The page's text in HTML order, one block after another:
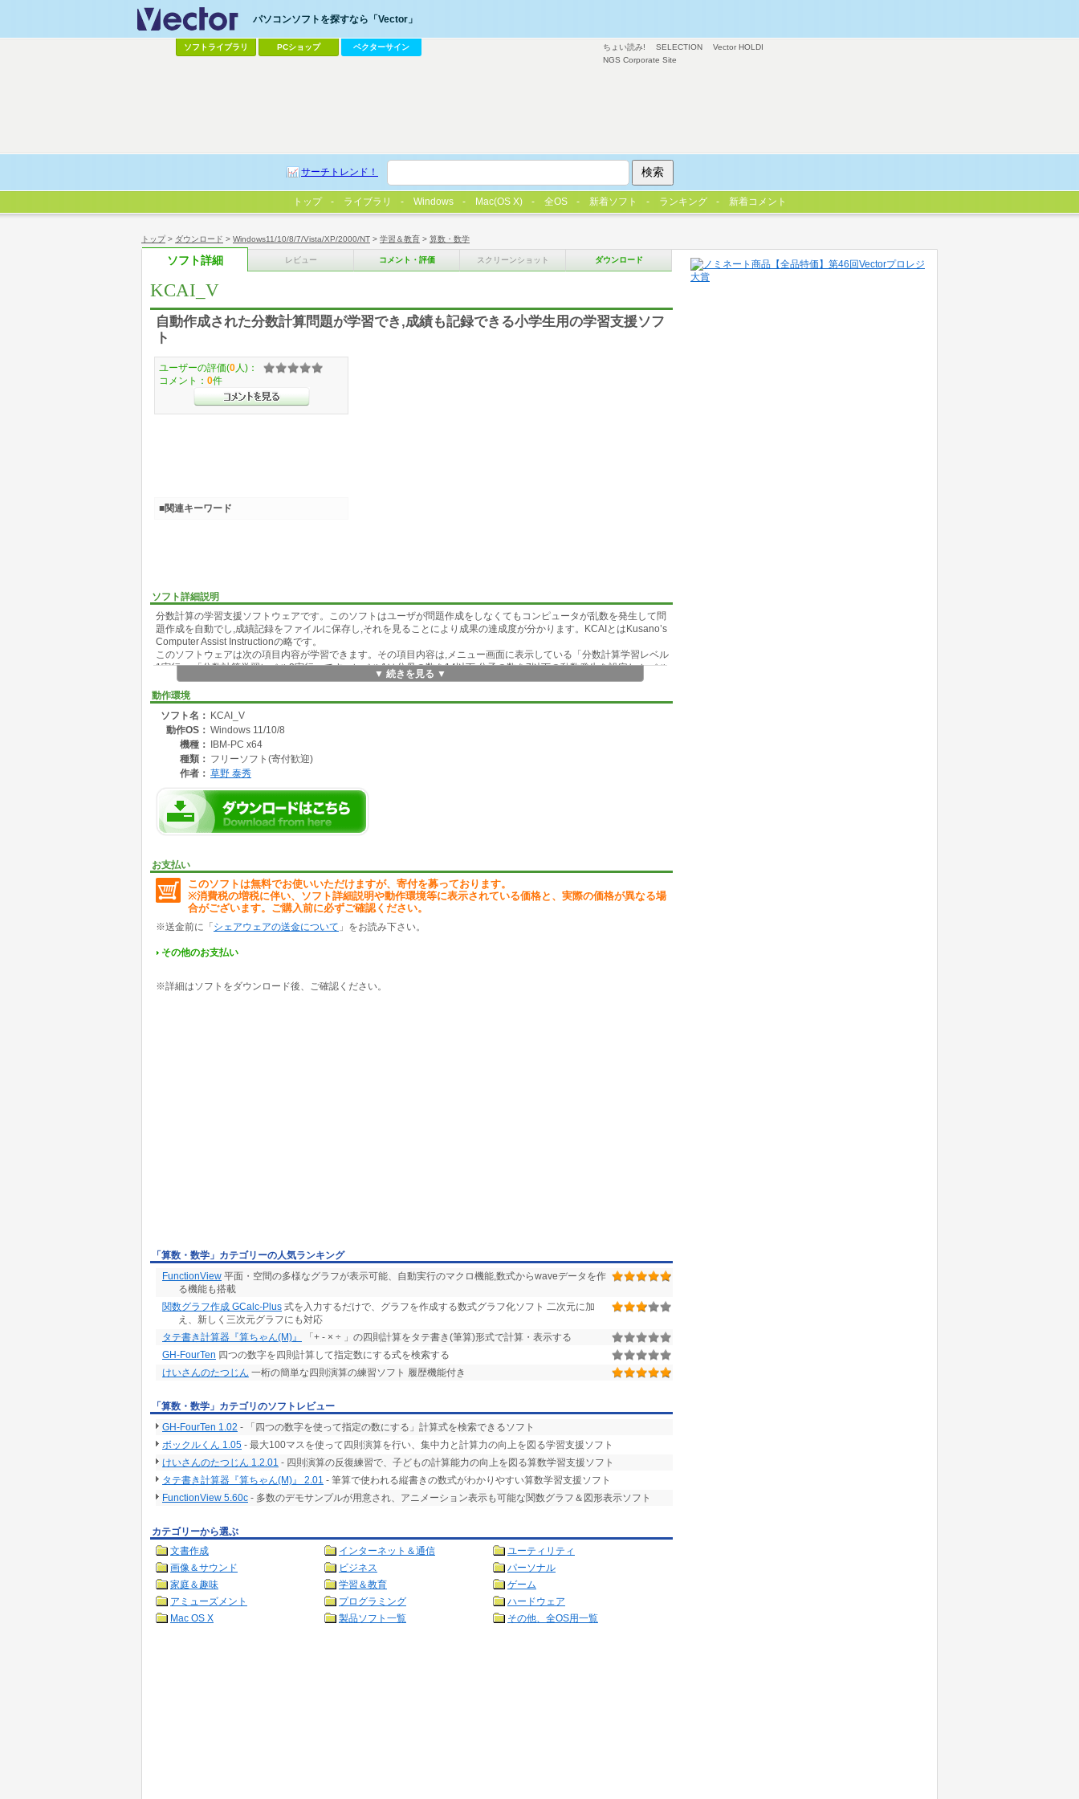
トップ> ダウンロード > Windows11/10/8/7/Vista/XP/2000/NT > 学習＆教育 > 算数・数学
ソフト詳細 レビュー コメント・評価 スクリーンショット ダウンロード
KCAI_V
自動作成された分数計算問題が学習でき,成績も記録できる小学生用の学習支援ソフ
ト
ソフト詳細説明
分数計算の学習支援ソフトウェアです。このソフトはユーザが問題作成をしなくてもコンピュータが乱数を発生して問
題作成を自動でし,成績記録をファイルに保存し,それを見ることにより成果の達成度が分かります。KCAIとはKusano’s
Computer Assist Instructionの略です。
このソフトウェアは次の項目内容が学習できます。その項目内容は,メニュー画面に表示している「分数計算学習レベル
1実行」,「分数計算学習レベル2実行」です。レベル1は分母の数を14以下,分子の数を7以下の乱数発生を設定し,レベル
2は分母の数を30以下,分子の数を10以下の乱数発生を設定しています。
上記の問題はすべて乱数で出題され,ユーザの回答に対して正答であれば「◎」を表示して「正解です」,誤答であれば
「×」を表示して「間違いです」を音声出力されます。また,正解数,問題数,点数も表示されます。出題数は無制限です。
▼ 続きを見る ▼
動作環境
ソフト名： KCAI_V
動作OS： Windows 11/10/8
機種：
IBM-PC x64
種類： フリーソフト(寄付歓迎)
作者： 草野 泰秀
お支払い
このソフトは無料でお使いいただけますが、寄付を募っております。
※消費税の増税に伴い、ソフト詳細説明や動作環境等に表示されている価格と、実際の価格が異なる場
合がございます。ご購入前に必ずご確認ください。
※送金前に「 シェアウェアの送金について 」をお読み下さい。
その他のお支払い
※詳細はソフトをダウンロード後、ご確認ください。
ユーザーの評価(0 人)：
コメント： 0件
■関連キーワード
「算数・数学」カテゴリーの人気ランキング
FunctionView 平面・空間の多様なグラフが表示可能、自動実行のマクロ機能,数式からwaveデータを作
る機能も搭載
関数グラフ作成 GCalc-Plus 式を入力するだけで、グラフを作成する数式グラフ化ソフト 二次元に加
え、新しく三次元グラフにも対応
タテ書き計算器『算ちゃん(M)』
「+ - × ÷ 」の四則計算をタテ書き(筆算)形式で計算・表示する
GH-FourTen 四つの数字を四則計算して指定数にする式を検索する
けいさんのたつじん 一桁の簡単な四則演算の練習ソフト 履歴機能付き
「算数・数学」カテゴリのソフトレビュー
GH-FourTen 1.02 - 「四つの数字を使って指定の数にする」計算式を検索できるソフト
ボックルくん 1.05 - 最大100マスを使って四則演算を行い、集中力と計算力の向上を図る学習支援ソフト
けいさんのたつじん 1.2.01 - 四則演算の反復練習で、子どもの計算能力の向上を図る算数学習支援ソフト
タテ書き計算器『算ちゃん(M)』 2.01 - 筆算で使われる縦書きの数式がわかりやすい算数学習支援ソフト
FunctionView 5.60c - 多数のデモサンプルが用意され、アニメーション表示も可能な関数グラフ＆図形表示ソフト
カテゴリーから選ぶ
文書作成
インターネット＆通信
ユーティリティ
画像＆サウンド
ビジネス
パーソナル
家庭＆趣味
学習＆教育
ゲーム
アミューズメント
プログラミング
ハードウェア
Mac OS X
製品ソフト一覧 その他、全OS用一覧
ちょい読み! SELECTION
Vector HOLDI
NGS Corporate Site
パソコンソフトを探すなら「Vector」
ソフトライブラリ PCショップ ベクターサイン
サーチトレンド！
トップ ライブラリ Windows Mac(OS X) 全OS 新着ソフト ランキング 新着コメント